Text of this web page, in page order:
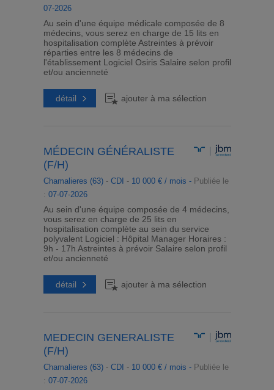
07-2026
Au sein d'une équipe médicale composée de 8
médecins, vous serez en charge de 15 lits en
hospitalisation complète Astreintes à prévoir
réparties entre les 8 médecins de
l'établissement Logiciel Osiris Salaire selon profil
et/ou ancienneté
détail ajouter à ma sélection
MÉDECIN GÉNÉRALISTE
(F/H)
Chamalieres (63)- CDI - 10 000 € / mois - Publiée le
: 07-07-2026
Au sein d'une équipe composée de 4 médecins,
vous serez en charge de 25 lits en
hospitalisation complète au sein du service
polyvalent Logiciel : Hôpital Manager Horaires :
9h - 17h Astreintes à prévoir Salaire selon profil
et/ou ancienneté
détail ajouter à ma sélection
MEDECIN GENERALISTE
(F/H)
Chamalieres (63)- CDI - 10 000 € / mois - Publiée le
: 07-07-2026